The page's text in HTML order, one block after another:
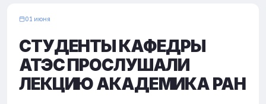
01 июня
СТУДЕНТЫ КАФЕДРЫ
АТЭС ПРОСЛУШАЛИ
ЛЕКЦИЮ АКАДЕМИКА РАН